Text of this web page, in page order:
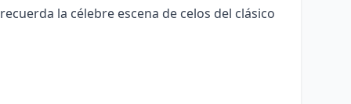
la célebre escena de celos del clásico